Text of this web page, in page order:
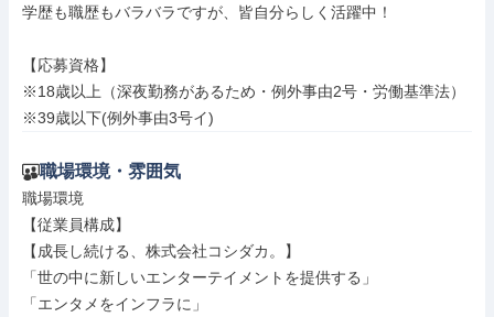
学歴も職歴もバラバラですが、皆自分らしく活躍中！
【応募資格】
※18歳以上（深夜勤務があるため・例外事由2号・労働基準法）
※39歳以下(例外事由3号イ)
職場環境・雰囲気
職場環境
【従業員構成】
【成長し続ける、株式会社コシダカ。】
「世の中に新しいエンターテイメントを提供する」
「エンタメをインフラに」